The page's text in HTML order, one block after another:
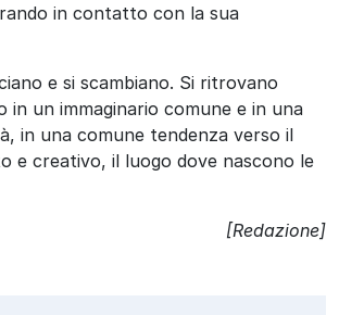
in contatto con la sua
e si scambiano. Si ritrovano
un immaginario comune e in una
in una comune tendenza verso il
e creativo, il luogo dove nascono le
[Redazione]